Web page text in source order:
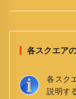
各スクエア
各スク
説明す